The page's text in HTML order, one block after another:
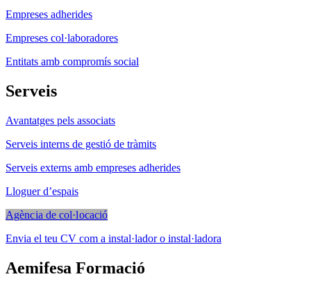
Empreses adherides
Empreses col·laboradores
Entitats amb compromís social
Serveis
Avantatges pels associats
Serveis interns de gestió de tràmits
Serveis externs amb empreses adherides
Lloguer d’espais
Agència de col·locació
Envia el teu CV com a instal·lador o instal·ladora
Aemifesa Formació